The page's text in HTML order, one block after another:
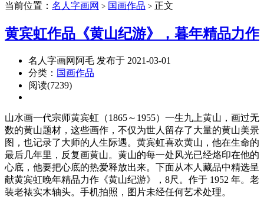
当前位置： 名人字画网 > 国画作品 > 正文
黄宾虹作品《黄山纪游》，暮年精品力作
名人字画网阿毛 发布于 2021-03-01
分类： 国画作品
阅读(7239)
山水画一代宗师黄宾虹（1865～1955）一生九上黄山，画过无
数的黄山题材，这些画作，不仅为世人留存了大量的黄山美景
图，也记录了大师的人生际遇。黄宾虹喜欢黄山，他在生命的
最后几年里，反复画黄山。黄山的每一处风光已经烙印在他的
心底，他要把心底的热爱释放出来。下面从本人藏品中精选呈
献黄宾虹晚年精品力作《黄山纪游》，8尺。作于 1952 年。老
装老裱实木轴头。手机拍照，图片未经任何艺术处理。